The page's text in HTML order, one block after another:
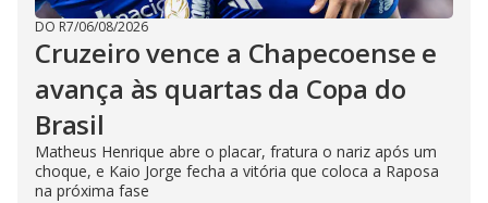
DO R7/06/08/2026
Cruzeiro vence a Chapecoense e
avança às quartas da Copa do
Brasil
Matheus Henrique abre o placar, fratura o nariz após um
choque, e Kaio Jorge fecha a vitória que coloca a Raposa
na próxima fase